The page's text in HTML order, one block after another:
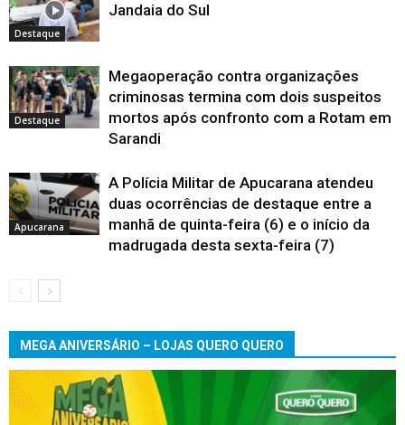
Destaque
Jandaia do Sul
Destaque
Megaoperação contra organizações
criminosas termina com dois suspeitos
mortos após confronto com a Rotam em
Sarandi
Apucarana
A Polícia Militar de Apucarana atendeu
duas ocorrências de destaque entre a
manhã de quinta-feira (6) e o início da
madrugada desta sexta-feira (7)
MEGA ANIVERSÁRIO – LOJAS QUERO QUERO